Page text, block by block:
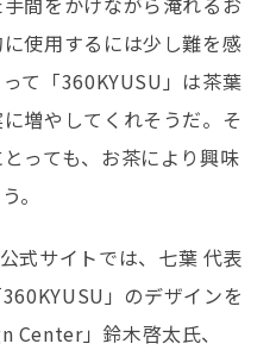
使用するには少し難を感
て「360KYUSU」は茶葉
増やしてくれそうだ。そ
っても、お茶により興味
。
式サイトでは、七葉 代表
」のデザインを
」鈴木啓太氏、